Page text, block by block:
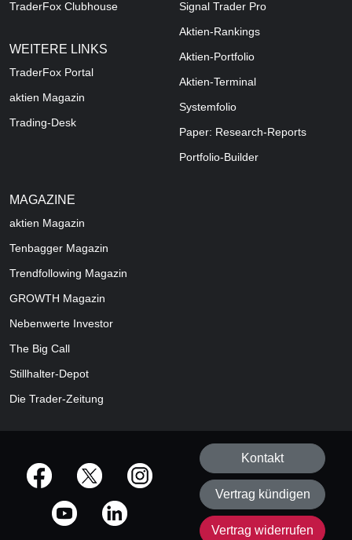
TraderFox Clubhouse
WEITERE LINKS
TraderFox Portal
aktien Magazin
Trading-Desk
Signal Trader Pro
Aktien-Rankings
Aktien-Portfolio
Aktien-Terminal
Systemfolio
Paper: Research-Reports
Portfolio-Builder
MAGAZINE
aktien Magazin
Tenbagger Magazin
Trendfollowing Magazin
GROWTH Magazin
Nebenwerte Investor
The Big Call
Stillhalter-Depot
Die Trader-Zeitung
offizielle Social Media-Accounts
Kontakt
Vertrag kündigen
Vertrag widerrufen